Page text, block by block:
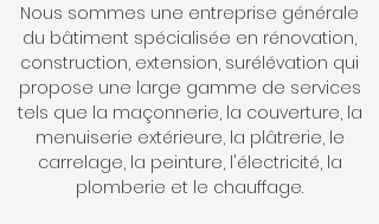
Nous sommes une entreprise générale
du bâtiment spécialisée en rénovation,
construction, extension, surélévation qui
propose une large gamme de services
tels que la maçonnerie, la couverture, la
menuiserie extérieure, la plâtrerie, le
carrelage, la peinture, l'électricité, la
plomberie et le chauffage.